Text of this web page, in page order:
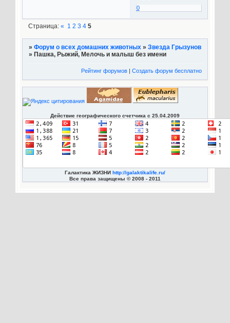
0
Страница: « 1 2 3 4 5
» Форум о всех домашних животных » Звезда Грызунов
» Пашка, Рыжий, Мелочь и малыш без имени
Рейтинг форумов |Создать форум бесплатно
Действие географического счетчика с 25.04.2009
Галактика ЖИЗНИ http://galaktikalife.ru/
Все права защищены © 2008 - 2011